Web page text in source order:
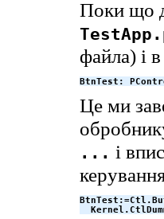
Поки що
файла) і
BtnTest:
Це ми
... і